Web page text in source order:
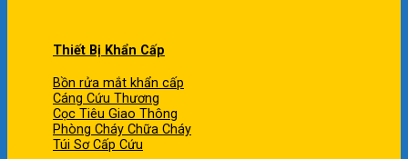
Thiết Bị Khẩn Cấp
Bồn rửa mắt khẩn cấp
Cáng Cứu Thương
Cọc Tiêu Giao Thông
Phòng Cháy Chữa Cháy
Túi Sơ Cấp Cứu